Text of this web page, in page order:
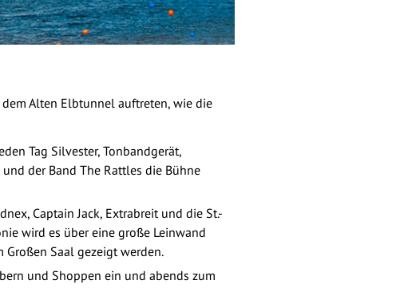
Alten Elbtunnel auftreten, wie die
Tag Silvester, Tonbandgerät,
der Band The Rattles die Bühne
Captain Jack, Extrabreit und die St.-
wird es über eine große Leinwand
Saal gezeigt werden.
und Shoppen ein und abends zum